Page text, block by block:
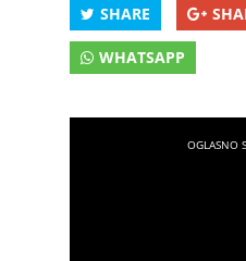
SHARE
WHATSAPP